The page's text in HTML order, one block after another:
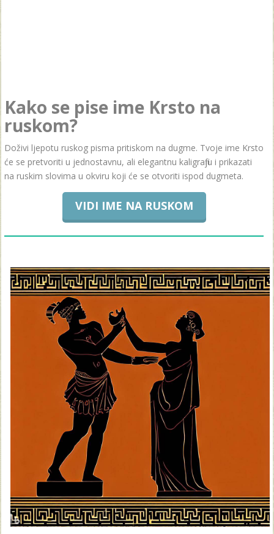
Kako se pise ime Krsto na
ruskom?
Doživi ljepotu ruskog pisma pritiskom na dugme. Tvoje ime Krsto
će se pretvoriti u jednostavnu, ali elegantnu kaligrafiju i prikazati
na ruskim slovima u okviru koji će se otvoriti ispod dugmeta.
VIDI IME NA RUSKOM